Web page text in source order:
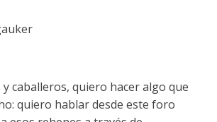
y caballeros, quiero hacer algo que
quiero hablar desde este foro